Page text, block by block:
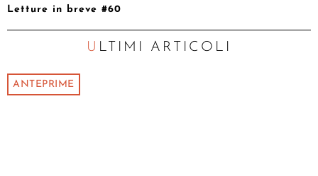
Letture in breve #60
ULTIMI ARTICOLI
ANTEPRIME